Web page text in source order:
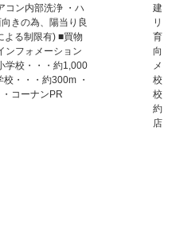
コン内部洗浄 ・ハ
きの為、陽当り良
よる制限有) ■買物
ンフォメーション
学校・・・約1,000
・・・約300m ・
コーナンPR
建
リ
育
向
メ
校
校
約
店